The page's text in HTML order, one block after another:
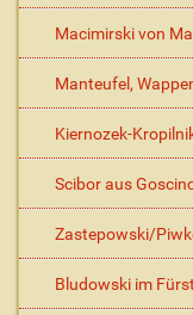
Macimirski von
Manteufel,
Kiernozek-
Scibor aus
Zastepowski/
Bludowski im